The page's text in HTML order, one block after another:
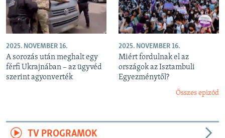
2025. NOVEMBER 16.
A sorozás után meghalt egy
férfi Ukrajnában – az ügyvéd
szerint agyonverték
2025. NOVEMBER 16.
Miért fordulnak el az
országok az Isztambuli
Egyezménytől?
Összes epizód
TV PROGRAMOK